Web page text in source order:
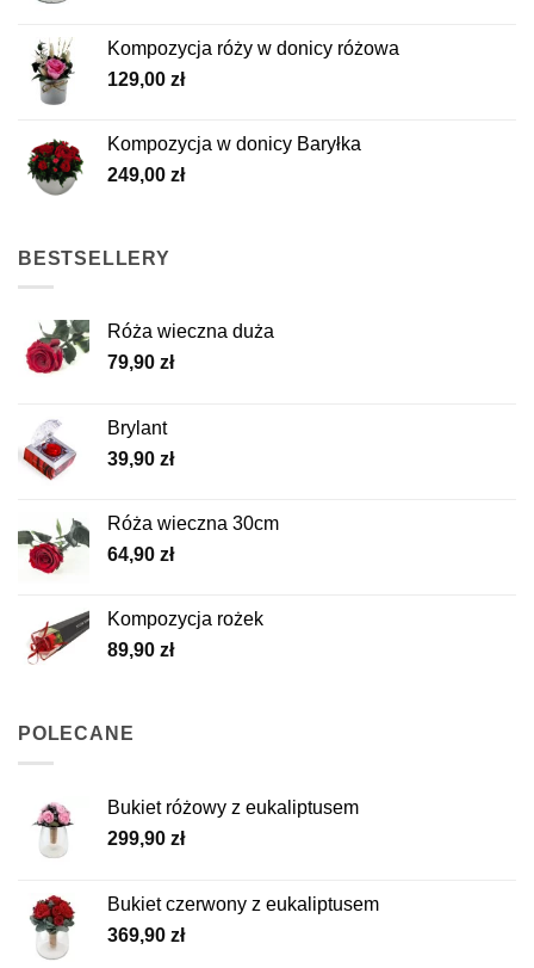
Kompozycja róży w donicy różowa
129,00 zł
Kompozycja w donicy Baryłka
249,00 zł
BESTSELLERY
Róża wieczna duża
79,90 zł
Brylant
39,90 zł
Róża wieczna 30cm
64,90 zł
Kompozycja rożek
89,90 zł
POLECANE
Bukiet różowy z eukaliptusem
299,90 zł
Bukiet czerwony z eukaliptusem
369,90 zł